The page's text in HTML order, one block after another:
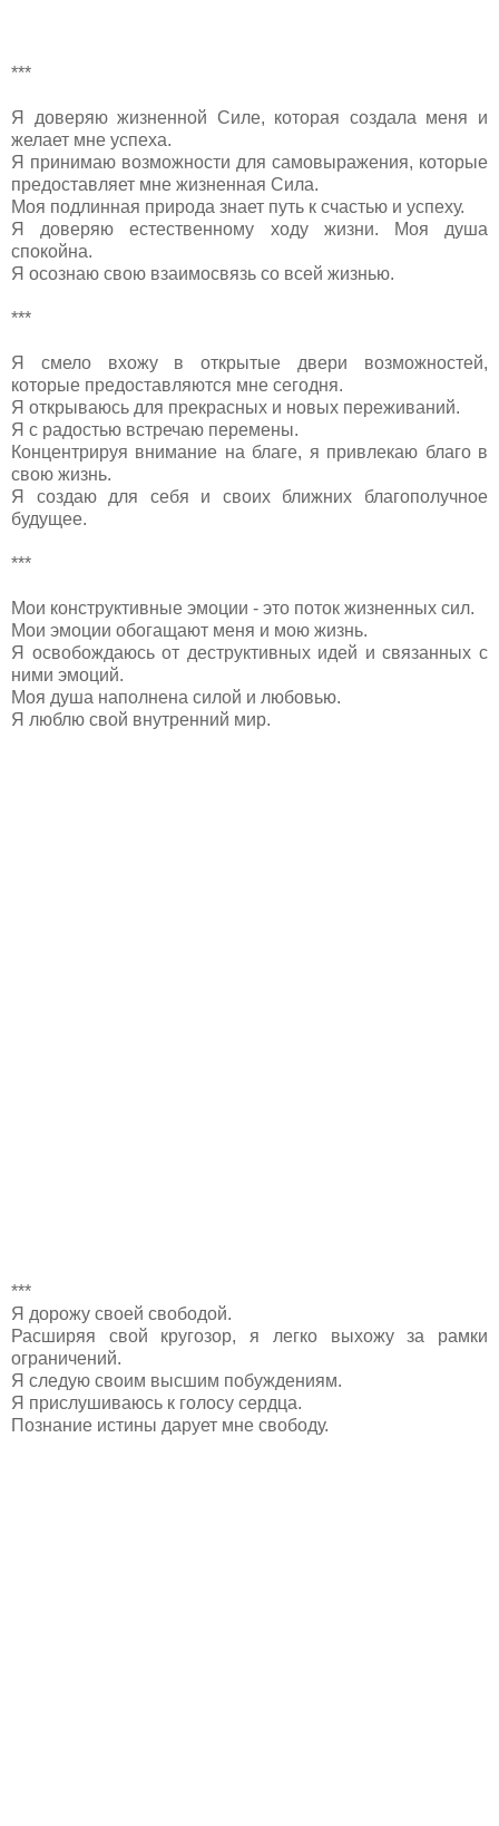
***
Я доверяю жизненной Силе, которая создала меня и
желает мне успеха.
Я принимаю возможности для самовыражения, которые
предоставляет мне жизненная Сила.
Моя подлинная природа знает путь к счастью и успеху.
Я доверяю естественному ходу жизни. Моя душа
спокойна.
Я осознаю свою взаимосвязь со всей жизнью.
***
Я смело вхожу в открытые двери возможностей,
которые предоставляются мне сегодня.
Я открываюсь для прекрасных и новых переживаний.
Я с радостью встречаю перемены.
Концентрируя внимание на благе, я привлекаю благо в
свою жизнь.
Я создаю для себя и своих ближних благополучное
будущее.
***
Мои конструктивные эмоции - это поток жизненных сил.
Мои эмоции обогащают меня и мою жизнь.
Я освобождаюсь от деструктивных идей и связанных с
ними эмоций.
Моя душа наполнена силой и любовью.
Я люблю свой внутренний мир.
***
Я дорожу своей свободой.
Расширяя свой кругозор, я легко выхожу за рамки
ограничений.
Я следую своим высшим побуждениям.
Я прислушиваюсь к голосу сердца.
Познание истины дарует мне свободу.